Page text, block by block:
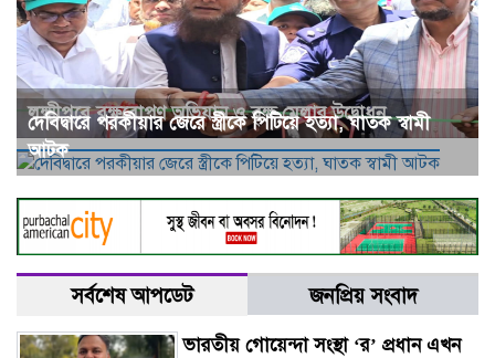
লক্ষ্মীপুরে বৃক্ষরোপণ অভিযান ও বৃক্ষ মেলার উদ্বোধন
দে‌বিদ্বা‌রে পরকীয়ার জেরে স্ত্রীকে পিটিয়ে হত্যা, ঘাতক স্বামী
আটক
সর্বশেষ আপডেট জনপ্রিয় সংবাদ
ভারতীয় গোয়েন্দা সংস্থা ‘র’ প্রধান এখন